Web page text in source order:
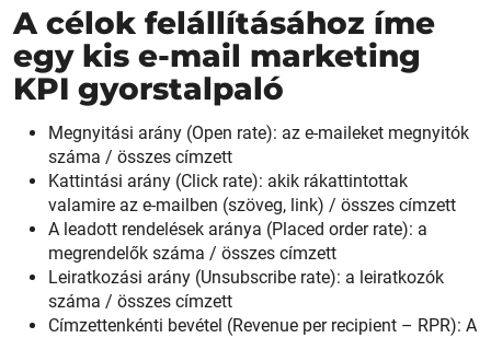
A célok felállításához íme
egy kis e-mail marketing
KPI gyorstalpaló
Megnyitási arány (Open rate): az e-maileket megnyitók
száma / összes címzett
Kattintási arány (Click rate): akik rákattintottak
valamire az e-mailben (szöveg, link) / összes címzett
A leadott rendelések aránya (Placed order rate): a
megrendelők száma / összes címzett
Leiratkozási arány (Unsubscribe rate): a leiratkozók
száma / összes címzett
Címzettenkénti bevétel (Revenue per recipient – RPR): A